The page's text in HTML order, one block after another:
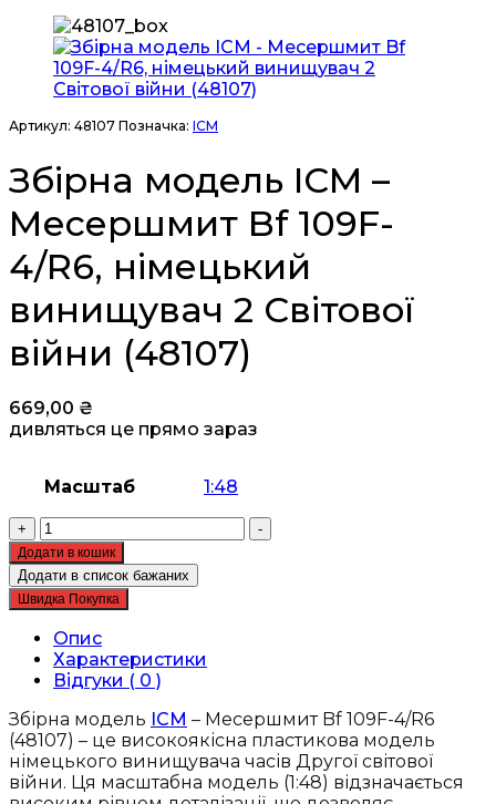
Артикул: 48107 Позначка: ICM
Збірна модель ICM –
Месершмит Bf 109F-
4/R6, німецький
винищувач 2 Світової
війни (48107)
669,00 ₴
дивляться це прямо зараз
Масштаб 1:48
+
Збірна
модель
ICM
-
Месершмит
Bf
109F-
4/R6,
німецький
винищувач
2
Світової
війни
-
Додати в кошик
Додати в список бажаних
Швидка Покупка
Опис
Характеристики
Відгуки ( 0 )
Збірна модель ICM – Месершмит Bf 109F-4/R6
(48107) – це високоякісна пластикова модель
німецького винищувача часів Другої світової
війни. Ця масштабна модель (1:48) відзначається